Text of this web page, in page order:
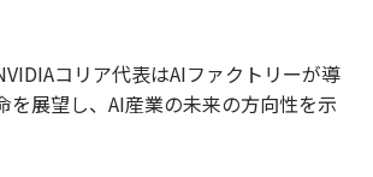
コリア代表はAIファクトリーが導
を展望し、AI産業の未来の方向性を示